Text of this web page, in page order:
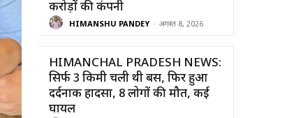
करोड़ों की कंपनी
HIMANSHU PANDEY - अगस्त 8, 2026
HIMANCHAL PRADESH NEWS:
सिर्फ 3 किमी चली थी बस, फिर हुआ
दर्दनाक हादसा, 8 लोगों की मौत, कई
घायल